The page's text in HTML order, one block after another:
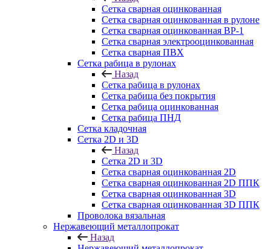
Сетка сварная оцинкованная
Сетка сварная оцинкованная в рулоне
Сетка сварная оцинкованная ВР-1
Сетка сварная электрооцинкованная
Сетка сварная ПВХ
Сетка рабица в рулонах
Назад
Сетка рабица в рулонах
Сетка рабица без покрытия
Сетка рабица оцинкованная
Сетка рабица ПНД
Сетка кладочная
Сетка 2D и 3D
Назад
Сетка 2D и 3D
Сетка сварная оцинкованная 2D
Сетка сварная оцинкованная 2D ППК
Сетка сварная оцинкованная 3D
Сетка сварная оцинкованная 3D ППК
Проволока вязальная
Нержавеющий металлопрокат
Назад